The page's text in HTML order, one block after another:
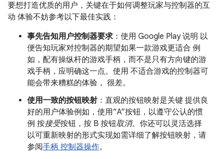
要想打造优质的用户，关键在于如何调整玩家与控制器的互
动 体验不妨参考以下最佳实践：
事先告知用户控制器要求 ：使用 Google Play 说明 以
便告知玩家对控制器的期望如果一款游戏更适合 例
如，配有操纵杆的游戏手柄，而不是只有方向键的游
戏手柄，应明确这一点。使用 不适合游戏的控制器可
能会带来糟糕的体验， 很差。
使用一致的按钮映射 ：直观的按钮映射是关键 提供良
好的用户体验例如，使用“A”按钮，以遵守公认的惯
例 按接受按钮，按 B 按钮取消。你还可以灵活选择
以可重新映射的形式实现如需详细了解按钮映射，请
参阅手柄 控制器操作。